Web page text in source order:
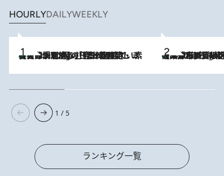
HOURLYDAILYWEEKLY
2 Hours Ago
【大分・別府】「今一番おいしい食材を調理する」1日2組限定・ミシュラン2ツ星の日本料理店で、素材と四季を愉しむ極上の時間 2 Hours Ago
《みずみずしい桃が丸ごと》東京の“あの有名洋菓子シェフ”の下で修業したパティシエが腕を振るう、珠玉の夏限定パフェを堪能！【大分市】
1 / 5
ランキング一覧